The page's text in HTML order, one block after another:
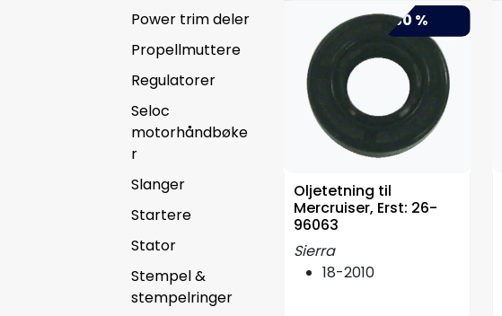
Power trim deler
Propellmuttere
Regulatorer
Seloc
motorhåndbøke
r
Slanger
Startere
Stator
Stempel &
stempelringer
-50 %
Oljetetning til
Mercruiser, Erst: 26-
96063
Sierra
18-2010